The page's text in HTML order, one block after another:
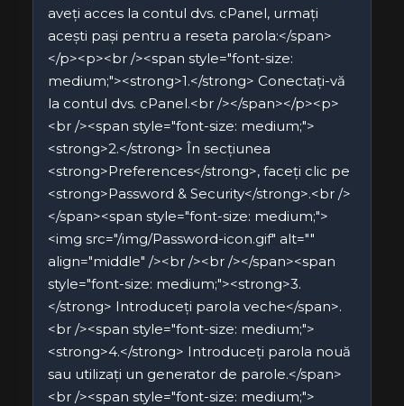
aveți acces la contul dvs. cPanel, urmați
acești pași pentru a reseta parola:</span>
</p><p><br /><span style="font-size:
medium;"><strong>1.</strong> Conectați-vă
la contul dvs. cPanel.<br /></span></p><p>
<br /><span style="font-size: medium;">
<strong>2.</strong> În secțiunea
<strong>Preferences</strong>, faceți clic pe
<strong>Password & Security</strong>.<br />
</span><span style="font-size: medium;">
<img src="/img/Password-icon.gif" alt=""
align="middle" /><br /><br /></span><span
style="font-size: medium;"><strong>3.
</strong> Introduceți parola veche</span>.
<br /><span style="font-size: medium;">
<strong>4.</strong> Introduceți parola nouă
sau utilizați un generator de parole.</span>
<br /><span style="font-size: medium;">